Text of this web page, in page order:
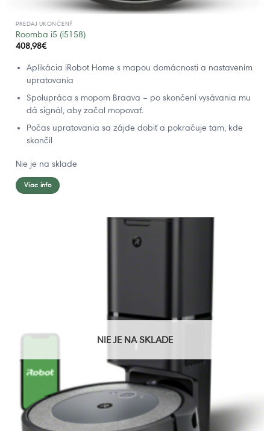
PREDAJ UKONČENÝ
Roomba i5 (i5158)
408,98€
Aplikácia iRobot Home s mapou domácnosti a nastavením
upratovania
Spolupráca s mopom Braava – po skončení vysávania mu
dá signál, aby začal mopovať.
Počas upratovania sa zájde dobiť a pokračuje tam, kde
skončil
Nie je na sklade
Viac info
NIE JE NA SKLADE